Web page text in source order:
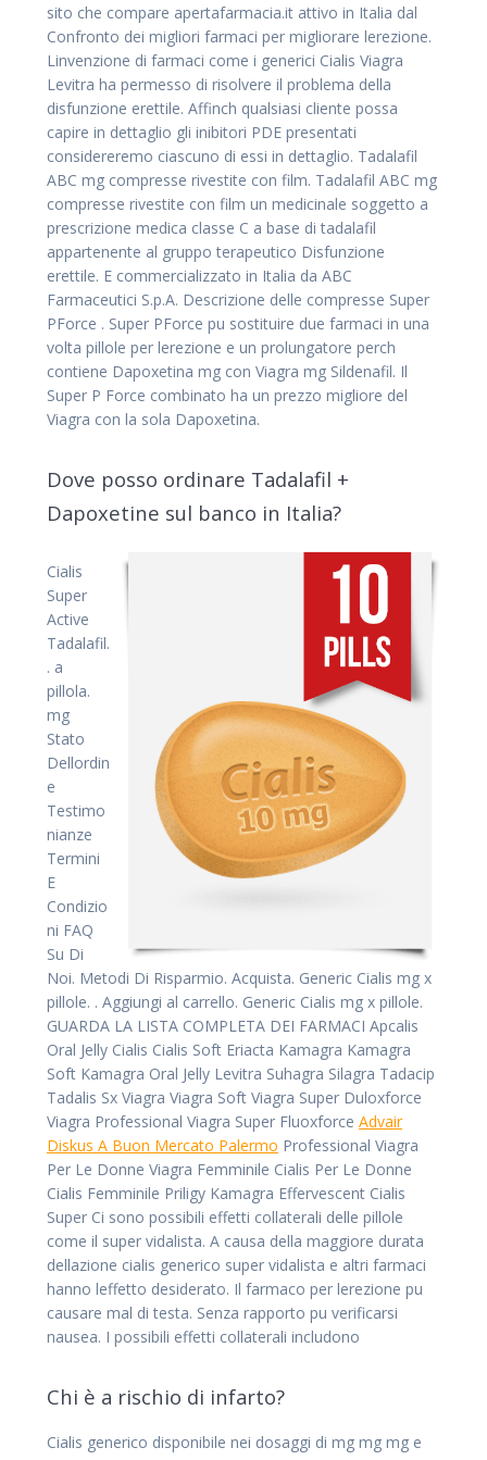
sito che compare apertafarmacia.it attivo in Italia dal
Confronto dei migliori farmaci per migliorare lerezione.
Linvenzione di farmaci come i generici Cialis Viagra
Levitra ha permesso di risolvere il problema della
disfunzione erettile. Affinch qualsiasi cliente possa
capire in dettaglio gli inibitori PDE presentati
considereremo ciascuno di essi in dettaglio. Tadalafil
ABC mg compresse rivestite con film. Tadalafil ABC mg
compresse rivestite con film un medicinale soggetto a
prescrizione medica classe C a base di tadalafil
appartenente al gruppo terapeutico Disfunzione
erettile. E commercializzato in Italia da ABC
Farmaceutici S.p.A. Descrizione delle compresse Super
PForce . Super PForce pu sostituire due farmaci in una
volta pillole per lerezione e un prolungatore perch
contiene Dapoxetina mg con Viagra mg Sildenafil. Il
Super P Force combinato ha un prezzo migliore del
Viagra con la sola Dapoxetina.
Dove posso ordinare Tadalafil +
Dapoxetine sul banco in Italia?
Cialis
Super
Active
Tadalafil.
. a
pillola.
mg
Stato
Dellordin
e
Testimo
nianze
Termini
E
Condizio
ni FAQ
Su Di
Noi. Metodi Di Risparmio. Acquista. Generic Cialis mg x
pillole. . Aggiungi al carrello. Generic Cialis mg x pillole.
GUARDA LA LISTA COMPLETA DEI FARMACI Apcalis
Oral Jelly Cialis Cialis Soft Eriacta Kamagra Kamagra
Soft Kamagra Oral Jelly Levitra Suhagra Silagra Tadacip
Tadalis Sx Viagra Viagra Soft Viagra Super Duloxforce
Viagra Professional Viagra Super Fluoxforce Advair
Diskus A Buon Mercato Palermo Professional Viagra
Per Le Donne Viagra Femminile Cialis Per Le Donne
Cialis Femminile Priligy Kamagra Effervescent Cialis
Super Ci sono possibili effetti collaterali delle pillole
come il super vidalista. A causa della maggiore durata
dellazione cialis generico super vidalista e altri farmaci
hanno leffetto desiderato. Il farmaco per lerezione pu
causare mal di testa. Senza rapporto pu verificarsi
nausea. I possibili effetti collaterali includono
Chi è a rischio di infarto?
Cialis generico disponibile nei dosaggi di mg mg mg e